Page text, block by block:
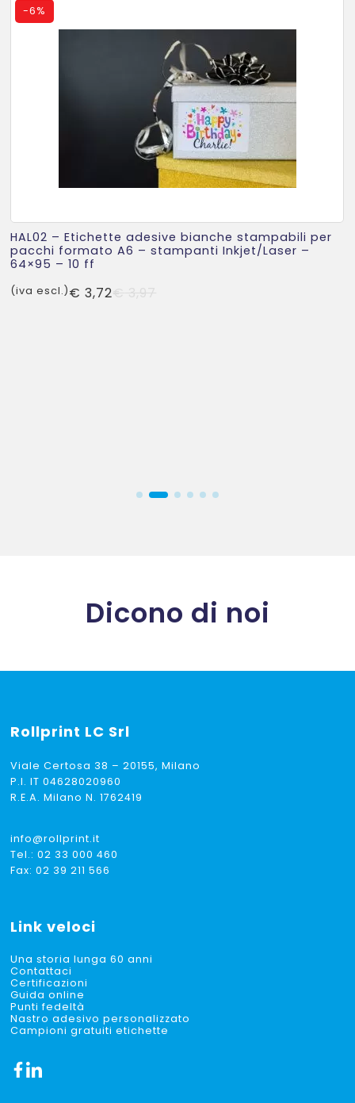
-6%
HAL02 – Etichette adesive bianche stampabili per
pacchi formato A6 – stampanti Inkjet/Laser –
64×95 – 10 ff
€ 3,72
(iva escl.)
Dicono di noi
Rollprint LC Srl
Viale Certosa 38 – 20155, Milano
P.I. IT 04628020960
R.E.A. Milano N. 1762419
info@rollprint.it
Tel.:02 33 000 460
Fax: 02 39 211 566
Link veloci
Una storia lunga 60 anni
Contattaci
Certificazioni
Guida online
Punti fedeltà
Nastro adesivo personalizzato
Campioni gratuiti etichette